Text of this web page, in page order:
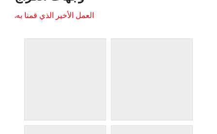
العمل الأخير الذي قمنا به.